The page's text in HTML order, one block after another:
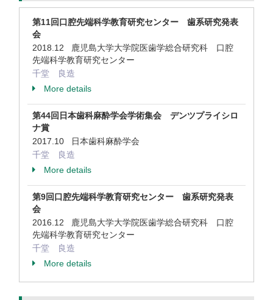
第11回口腔先端科学教育研究センター 歯系研究発表
会
2018.12 鹿児島大学大学院医歯学総合研究科 口腔
先端科学教育研究センター
千堂 良造
More details
第44回日本歯科麻酔学会学術集会 デンツプライシロ
ナ賞
2017.10 日本歯科麻酔学会
千堂 良造
More details
第9回口腔先端科学教育研究センター 歯系研究発表
会
2016.12 鹿児島大学大学院医歯学総合研究科 口腔
先端科学教育研究センター
千堂 良造
More details